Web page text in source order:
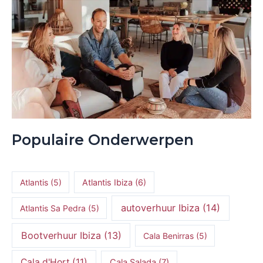
Populaire Onderwerpen
Atlantis(5) Atlantis Ibiza (6)
Atlantis Sa Pedra (5) autoverhuur Ibiza (14)
Bootverhuur Ibiza (13) Cala Benirras(5)